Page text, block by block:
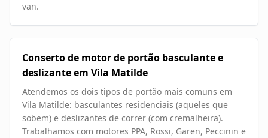
van.
Conserto de motor de portão basculante e
deslizante em Vila Matilde
Atendemos os dois tipos de portão mais comuns em
Vila Matilde: basculantes residenciais (aqueles que
sobem) e deslizantes de correr (com cremalheira).
Trabalhamos com motores PPA, Rossi, Garen, Peccinin e